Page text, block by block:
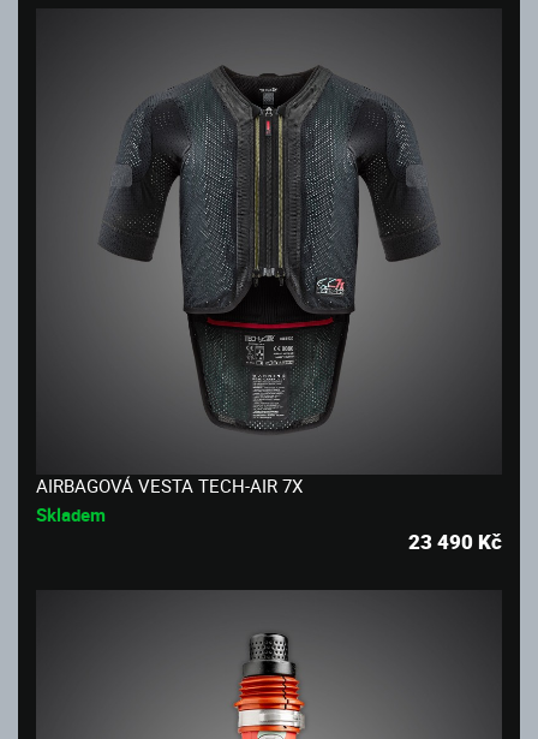
AIRBAGOVÁ VESTA TECH-AIR 7X
Skladem
23 490 Kč